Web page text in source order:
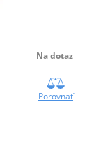
Na dotaz
Porovnať